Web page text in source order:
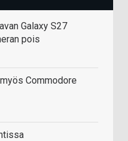
Galaxy S27
pois
Commodore